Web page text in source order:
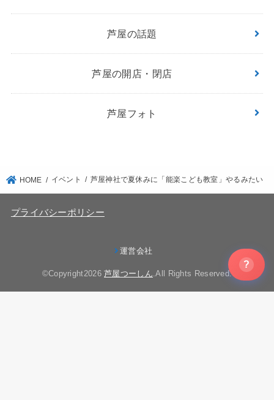
芦屋の話題
芦屋の開店・閉店
芦屋フォト
HOME イベント 芦屋神社で夏休みに「能楽こども教室」やるみたい
プライバシーポリシー
運営会社
©Copyright2026芦屋つーしん .All Rights Reserved.
?